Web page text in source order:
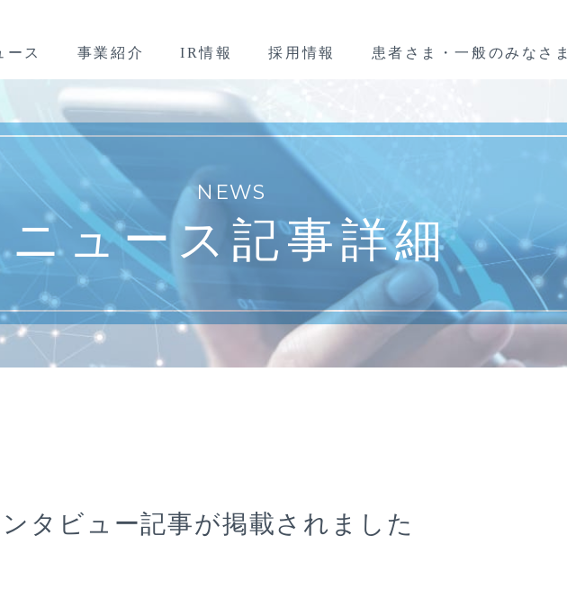
ース 事業紹介 IR情報 採用情報 患者さま・一般のみなさま
NEWS
ニュース記事詳細
タビュー記事が掲載されました